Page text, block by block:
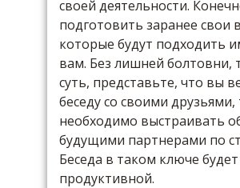
своей деятельности.
подготовить заранее свои
которые будут подходить
вам. Без лишней болтовни,
суть, представьте, что вы
беседу со своими друзьями,
необходимо выстраивать
будущими партнерами по
Беседа в таком ключе
продуктивной.